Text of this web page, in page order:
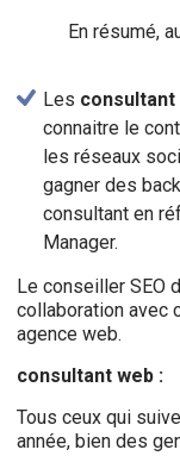
En résumé,
Les
connaitre le
les réseaux
gagner des
consultant en
Manager.
Le conseiller SEO
collaboration avec
agence web.
consultant web :
Tous ceux qui
année, bien des